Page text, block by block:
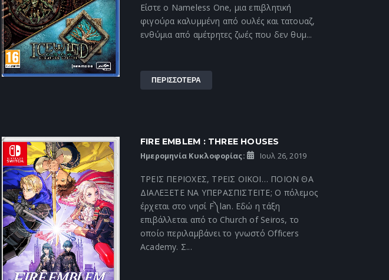
Είστε ο Nameless One, μια επιβλητική
φιγούρα καλυμμένη από ουλές και τατουαζ,
ενθύμια από αμέτρητες ζωές που δεν θυμ...
ΠΕΡΙΣΣΟΤΕΡΑ
FIRE EMBLEM : THREE HOUSES
Ημερομηνία Κυκλοφορίας: Ιουλ 26, 2019
ΤΡΕΙΣ ΠΕΡΙΟΧΕΣ, ΤΡΕΙΣ ΟΙΚΟΙ… ΠΟΙΟΝ ΘΑ
ΔΙΑΛΕΞΕΤΕ ΝΑ ΥΠΕΡΑΣΠΙΣΤΕΙΤΕ; Ο πόλεμος
έρχεται στο νησί F༽lan. Εδώ η τάξη
επιβάλλεται από το Church of Seiros, το
οποίο περιλαμβάνει το γνωστό Officers
Academy. Σ...